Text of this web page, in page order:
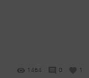
1464 0 1